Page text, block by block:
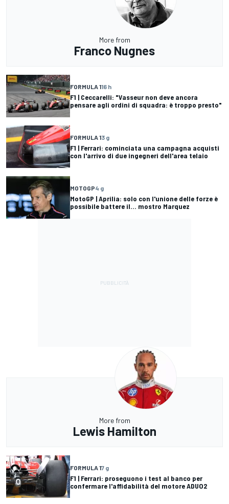
More from
Franco Nugnes
FORMULA 116 h
F1 | Ceccarelli: "Vasseur non deve ancora
pensare agli ordini di squadra: è troppo presto"
FORMULA 13 g
F1 | Ferrari: cominciata una campagna acquisti
con l'arrivo di due ingegneri dell'area telaio
MOTOGP4 g
MotoGP | Aprilia: solo con l'unione delle forze è
possibile battere il... mostro Marquez
More from
Lewis Hamilton
FORMULA 17 g
F1 | Ferrari: proseguono i test al banco per
confermare l'affidabilità del motore ADUO2